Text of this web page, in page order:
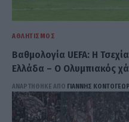
ΑΘΛΗΤΙΣΜΌΣ
Βαθμολογία UEFA: H
Ελλάδα – Ο Ολυμπιακός
ΑΝΑΡΤΗΘΗΚΕ ΑΠΟ ΓΙΆΝΝΗΣ